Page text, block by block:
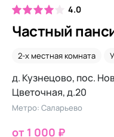
4.0
Частный
2-х местная комната
д. Кузнецово, пос.
Цветочная, д.20
Метро: Саларьево
от 1 000 ₽